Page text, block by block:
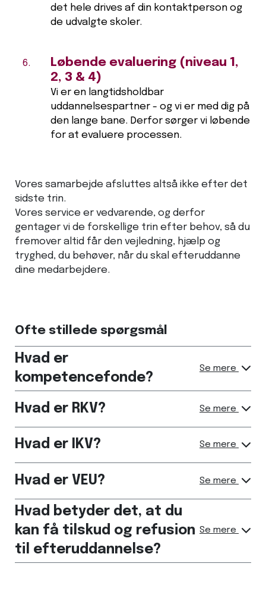
det hele drives af din kontaktperson og
de udvalgte skoler.
Løbende evaluering (niveau 1,
2, 3 & 4)
Vi er en langtidsholdbar
uddannelsespartner - og vi er med dig på
den lange bane. Derfor sørger vi løbende
for at evaluere processen.
Vores samarbejde afsluttes altså ikke efter det
sidste trin.
Vores service er vedvarende, og derfor
gentager vi de forskellige trin efter behov, så du
fremover altid får den vejledning, hjælp og
tryghed, du behøver, når du skal efteruddanne
dine medarbejdere.
Ofte stillede spørgsmål
Hvad er
kompetencefonde?
Se mere
Hvad er RKV? Se mere
Hvad er IKV? Se mere
Hvad er VEU? Se mere
Hvad betyder det, at du
kan få tilskud og refusion
til efteruddannelse?
Se mere